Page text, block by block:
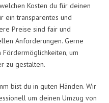
Kosten du für deinen
ein transparentes und
Preise sind fair und
Anforderungen. Gerne
um
zu gestalten.
bist du in guten Händen. Wir
um deinen Umzug von